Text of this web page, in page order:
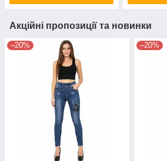
Акційні пропозиції та новинки
–20% –20%